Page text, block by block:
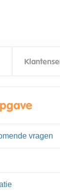
vragen